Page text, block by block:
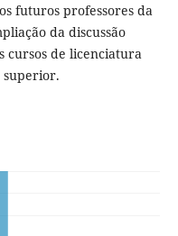
futuros professores da
da discussão
cursos de licenciatura
superior.